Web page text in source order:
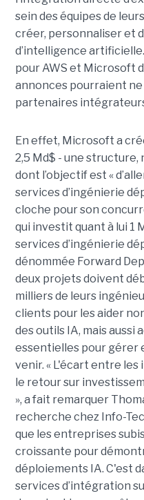
sein des équipes de
créer, personnaliser et
d’intelligence
pour AWS et Microsoft
annonces pourraient
partenaires
En effet, Microsoft a
2,5 Md$ - une structure,
dont l’objectif est «
services d’ingénierie
cloche pour son
qui investit quant à lui 1
services d’ingénierie
dénommée Forward
deux projets doivent
milliers de leurs
clients pour les aider
des outils IA, mais
essentielles pour gérer
venir. « L'écart entre
le retour sur
», a fait remarquer
recherche chez Info-
que les entreprises
croissante pour
déploiements IA. C'est
services d’intégration